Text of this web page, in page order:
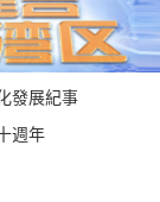
發展紀事
週年